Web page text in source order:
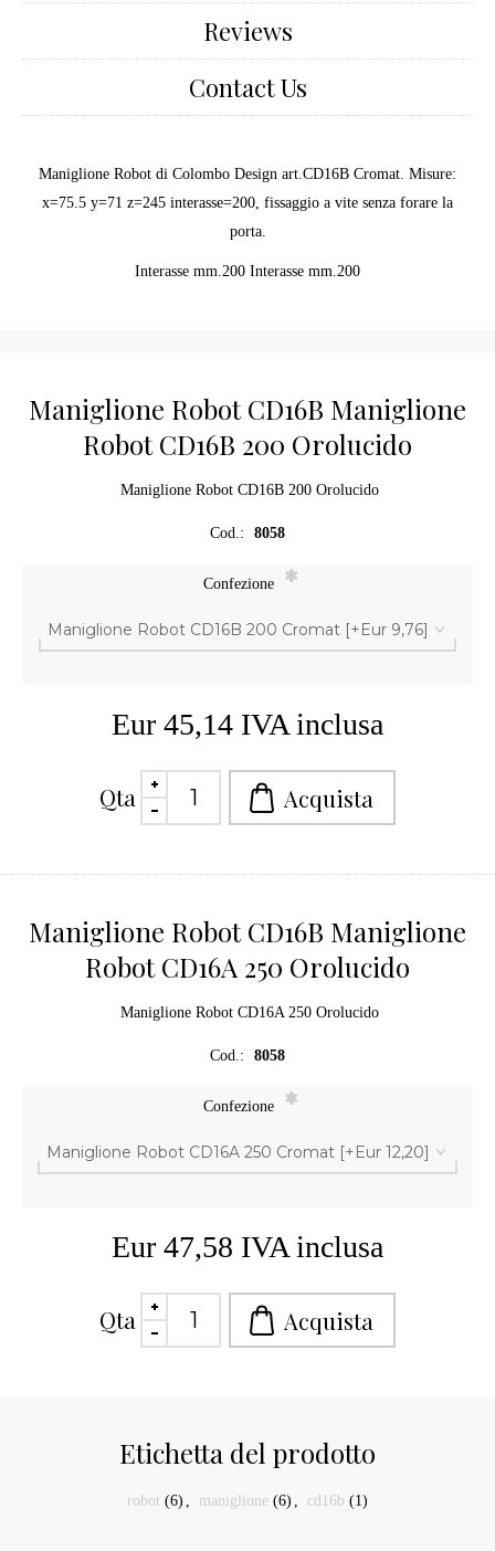
Reviews
Contact Us
Maniglione Robot di Colombo Design art.CD16B Cromat. Misure:
x=75.5 y=71 z=245 interasse=200, fissaggio a vite senza forare la
porta.
Interasse mm.200 Interasse mm.200
Maniglione Robot CD16B Maniglione
Robot CD16B 200 Orolucido
Maniglione Robot CD16B 200 Orolucido
Cod.: 8058
Confezione *
Eur 45,14 IVA inclusa
Qta
Maniglione Robot CD16B Maniglione
Robot CD16A 250 Orolucido
Maniglione Robot CD16A 250 Orolucido
Cod.: 8058
Confezione *
Eur 47,58 IVA inclusa
Qta
Etichetta del prodotto
robot (6) , maniglione (6) , cd16b (1)